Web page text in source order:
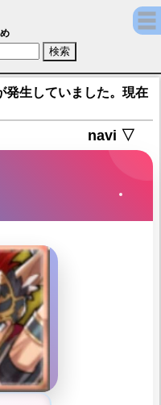
雄馬)【ドラガリアロ
発生していました。現在
navi ▽